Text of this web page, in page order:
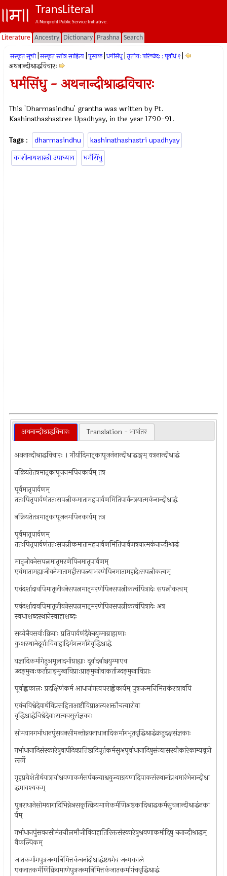
TransLiteral
A Nonprofit Public Service Initiative.
Literature Ancestry Dictionary Prashna Search
संस्कृत सूची संस्कृत स्तोत्र साहित्य पुस्तकं धर्मसिंधु तृतीयः परिच्छेदः : पूर्वार्ध १
अथनान्दीश्राद्धविचारः
धर्मसिंधु - अथनान्दीश्राद्धविचारः
This 'Dharmasindhu' grantha was written by Pt.
Kashinathashastree Upadhyay, in the year 1790-91.
Tags : dharmasindhu
kashinathashastri upadhyay
काशीनाथशास्त्री उपाध्याय
धर्मसिंधु
अथनान्दीश्राद्धविचारः Translation - भाषांतर
अथनान्दीश्राद्धविचारः । गौर्यादिमातृकापूजनंनान्दीश्राद्धाङ्गम् यत्रनान्दीश्राद्धं
नक्रियतेतत्रमातृकापूजनमपिनकार्यम् तत्र
पूर्वमातृपार्वणम्
ततःपितृपार्वणंततःसपत्नीकमातामहपार्वणमितिपार्वनत्रयात्मकंनान्दीश्राद्धं
नक्रियतेतत्रमातृकापूजनमपिनकार्यम् तत्र
पूर्वमातृपार्वणम्
ततःपितृपार्वणंततःसपत्नीकमातामहपार्वणमितिपार्वणत्रयात्मकंनान्दीश्राद्धं
मातृजीवनेसपत्नमातृमरणेपिनमातृपार्वणम्
एवंमातामह्याजीवनेमातामहीसपत्न्याभरणेपिनमातामहादेःसपत्नीकत्वम्
एवंदर्शादावपिमातृजीवनेसपत्नमातृमरणेपिनसपत्नीकत्वंपित्रादेः सपत्नीकत्वम्
एवंदर्शादावपिमातृजीवनेसपत्नमातृमरणेपिनसपत्नीकत्वंपित्रादेः अत्र
स्वधाशब्दस्थानेस्वाहाशब्दः
सव्येनैवसर्वाःक्रियाः प्रतिपार्वणंदैवेचयुग्माब्राह्मणाः
कुशस्थानेदूर्वाःविवाहादिमंगलर्मागेवृद्धिश्राद्धे
यज्ञादिकर्मागेतुअमूलादर्भाग्राह्याः दूर्वादर्बाश्चयुग्माएव
उदङ्‌मुखःकर्ताप्राङ्‌मुखाविप्राःप्राङ्‌मुखोवाकर्ताउदङ्‌मुखाविप्राः
पूर्वाह्णकालः प्रदक्षिणंकर्म आधानांगत्वपराह्णेकार्यम् पुत्रजन्मनिमित्तकंरात्रावपि
एवंचविश्वेदेवार्थविप्रसहिताअष्टौविप्राअत्यशक्तौचत्वारोवा
वृद्धिश्राद्धेविश्वेदेवाःसत्यवसुसंज्ञकाः
सोमयागगर्भाधानपुंसवनसीमन्तोन्नयनाधानादिकर्मागभूतवृद्धिश्राद्धेक्रतुदक्षसंज्ञकाः
गर्भाधानादिसंस्कारेषुवापीदेवप्रतिष्ठादिपूर्तकर्मसुअपूर्वाधानादिषुसंन्यासस्वीकारेकाम्यवृषो
त्सर्गे
गृहप्रवेशेतीर्थयात्रायांश्रवणाकर्मसर्पबल्याश्वयुज्याग्रयणादिपाकसंस्थानांप्रथमारंभेनान्दीश्रा
द्धमावश्यकम्
पुनराधानेसोमयागादिभिन्नेअसकृत्क्रियमाणेकर्मणिअष्टकादिश्राद्धकर्मसुचनान्दीश्राद्धंनका
र्यम्
गर्भाधानपुंसवनसीमंतचौलमौजीविवाहातिरिक्तसंस्कारेषुश्रवणाकर्मादिषु चनान्दीश्राद्धम्
वैकल्पिकम्
जातकर्मांगपुत्रजन्मनिमित्तकंचनांदीश्राद्धंष्टथगेव जन्मकाले
एवजातकर्मणिक्रियमाणेपुत्रजन्मनिमित्तकंजातकर्मागंचवृद्धिश्राद्धं